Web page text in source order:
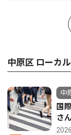
中原区 ローカ
中
国
さ